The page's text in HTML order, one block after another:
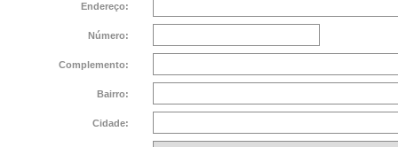
Endereço:
Número:
Complemento:
Bairro:
Cidade: